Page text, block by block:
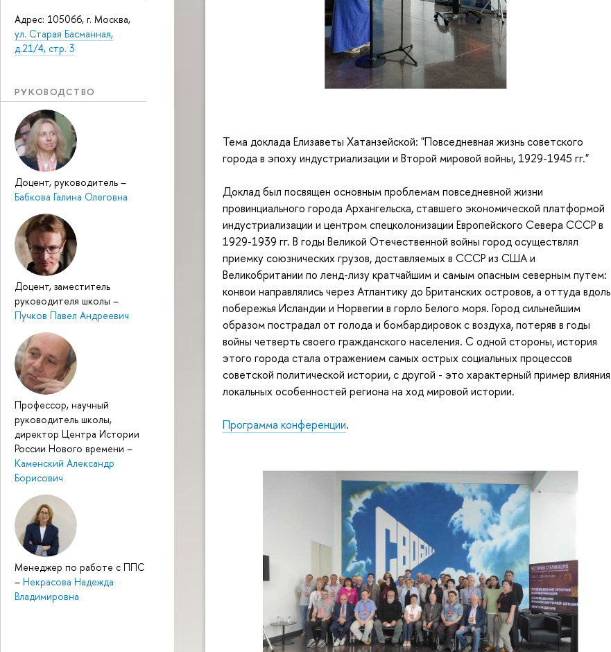
Адрес: 105066, г. Москва,
ул. Старая Басманная,
д.21/4, стр. 3
РУКОВОДСТВО
Доцент, руководитель –
Бабкова Галина Олеговна
Доцент, заместитель
руководителя школы –
Пучков Павел Андреевич
Профессор, научный
руководитель школы,
директор Центра Истории
России Нового времени –
Каменский Александр
Борисович
Менеджер по работе с ППС
– Некрасова Надежда
Владимировна
Тема доклада Елизаветы Хатанзейской: "Повседневная жизнь советского
города в эпоху индустриализации и Второй мировой войны, 1929-1945 гг."
Доклад был посвящен основным проблемам повседневной жизни
провинциального города Архангельска, ставшего экономической платформой
индустриализации и центром спецколонизации Европейского Севера СССР в
1929-1939 гг. В годы Великой Отечественной войны город осуществлял
приемку союзнических грузов, доставляемых в СССР из США и
Великобритании по ленд-лизу кратчайшим и самым опасным северным путем:
конвои направлялись через Атлантику до Британских островов, а оттуда вдоль
побережья Исландии и Норвегии в горло Белого моря. Город сильнейшим
образом пострадал от голода и бомбардировок с воздуха, потеряв в годы
войны четверть своего гражданского населения. С одной стороны, история
этого города стала отражением самых острых социальных процессов
советской политической истории, с другой - это характерный пример влияния
локальных особенностей региона на ход мировой истории.
Программа конференции.